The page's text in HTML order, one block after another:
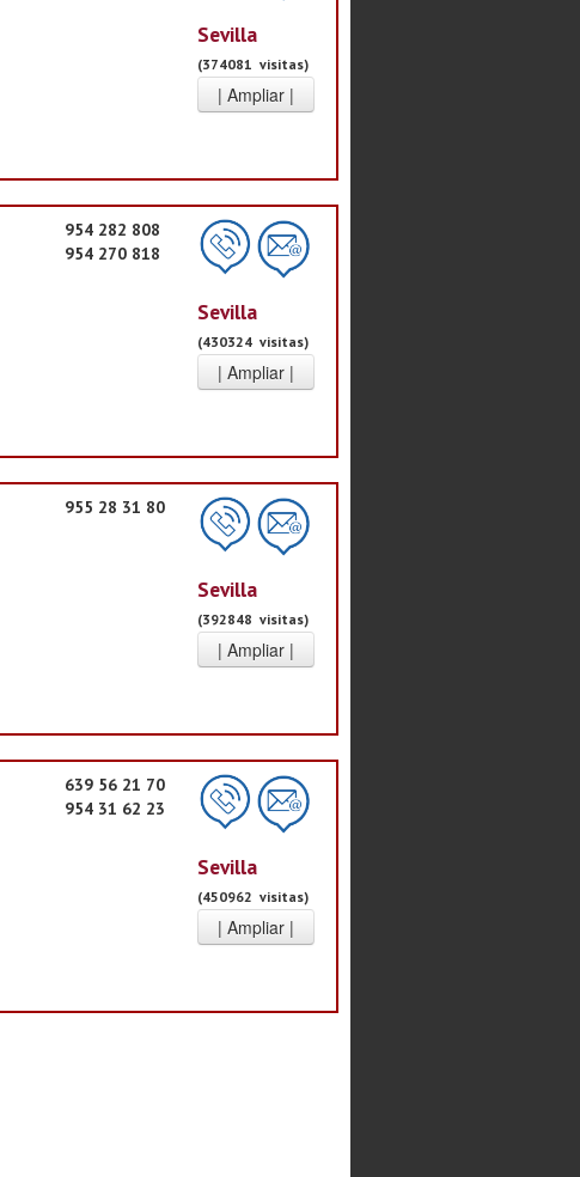
Sevilla
(374081 visitas)
954 282 808
954 270 818
Sevilla
(430324 visitas)
955 28 31 80
Sevilla
(392848 visitas)
639 56 21 70
954 31 62 23
Sevilla
(450962 visitas)